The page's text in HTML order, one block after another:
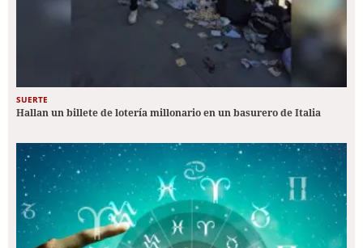
SUERTE
Hallan un billete de lotería millonario en un basurero de Italia